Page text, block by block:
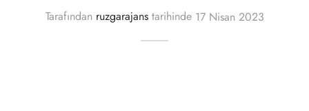
Tarafından ruzgarajanstarihinde 17 Nisan 2023